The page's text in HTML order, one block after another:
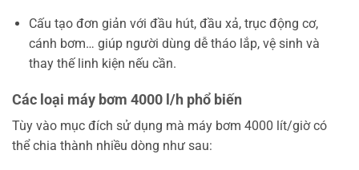
Cấu tạo đơn giản với đầu hút, đầu xả, trục động cơ,
cánh bơm… giúp người dùng dễ tháo lắp, vệ sinh và
thay thế linh kiện nếu cần.
Các loại máy bơm 4000 l/h phổ biến
Tùy vào mục đích sử dụng mà máy bơm 4000 lít/giờ có
thể chia thành nhiều dòng như sau: